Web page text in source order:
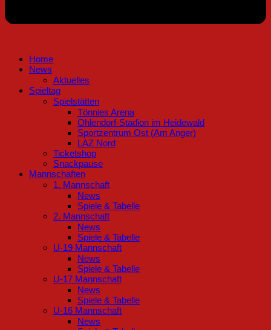
Home
News
Aktuelles
Spieltag
Spielstätten
Tönnies Arena
Ohlendorf-Stadion im Heidewald
Sportzentrum Ost (Am Anger)
LAZ Nord
Ticketshop
Snackpause
Mannschaften
1. Mannschaft
News
Spiele & Tabelle
2. Mannschaft
News
Spiele & Tabelle
U-19 Mannschaft
News
Spiele & Tabelle
U-17 Mannschaft
News
Spiele & Tabelle
U-16 Mannschaft
News